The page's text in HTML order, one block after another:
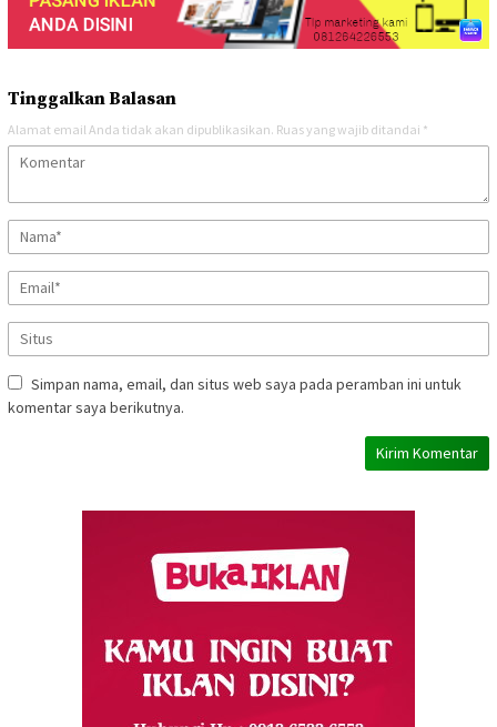
Tinggalkan Balasan
Alamat email Anda tidak akan dipublikasikan. Ruas yang wajib ditandai *
Simpan nama, email, dan situs web saya pada peramban ini untuk
komentar saya berikutnya.